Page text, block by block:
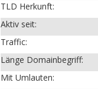
TLD Herkunft:
Aktiv seit:
Traffic:
Länge Domainbegriff:
Mit Umlauten: